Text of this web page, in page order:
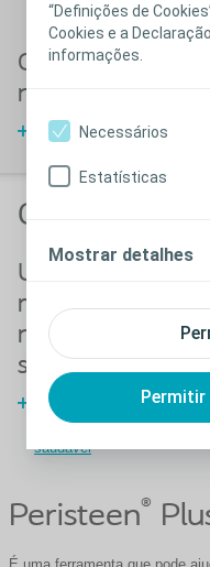
“Definições de
Cookies e a
informações.
Necessários
Estatísticas
Mostrar detalhes
O que é o
neurogénico?
O intestino neurogénico
Conselhos,
Um estilo de vida
melhor resulta
num intestino
saudável
Um estilo de vida melhor
resulta num intestino mais
saudável
Peristeen®